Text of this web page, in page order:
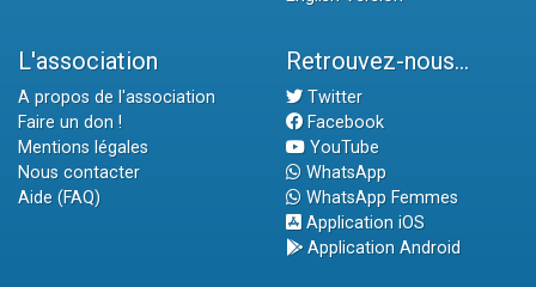
L'association
A propos de l'association
Faire un don !
Mentions légales
Nous contacter
Aide (FAQ)
Retrouvez-nous...
Twitter
Facebook
YouTube
WhatsApp
WhatsApp Femmes
Application iOS
Application Android